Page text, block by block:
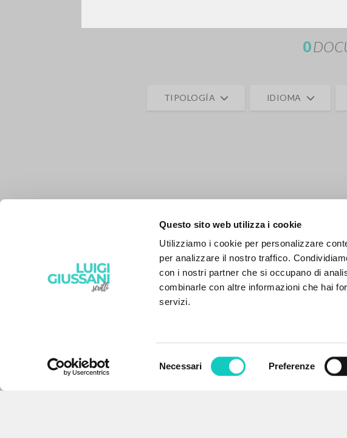
Questo sito web utilizza i cookie
Utilizziamo i cookie per personalizzare
per analizzare il nostro traffico.
con i nostri partner che si occupano di
combinarle con altre informazioni che hai
servizi.
Necessari Preferenze
0
TIPOLOGÍA IDIOMA
EL PROYECTO NAVEGA